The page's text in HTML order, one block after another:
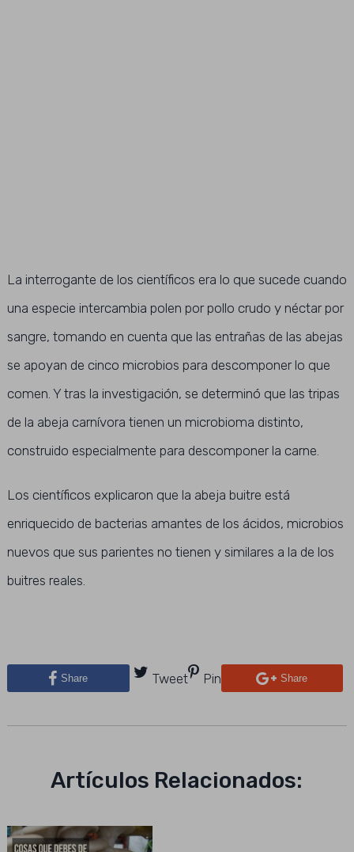
La interrogante de los científicos era lo que sucede cuando
una especie intercambia polen por pollo crudo y néctar por
sangre, tomando en cuenta que las entrañas de las abejas
se apoyan de cinco microbios para descomponer lo que
comen. Y tras la investigación, se determinó que las tripas
de la abeja carnívora tienen un microbioma distinto,
construido especialmente para descomponer la carne.
Los científicos explicaron que la abeja buitre está
enriquecido de bacterias amantes de los ácidos, microbios
nuevos que sus parientes no tienen y similares a la de los
buitres reales.
Share Tweet Pin Share
Artículos Relacionados: